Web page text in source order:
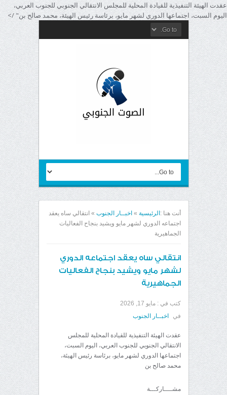
عقدت الهيئة التنفيذية للقيادة المحلية للمجلس الانتقالي الجنوبي للجنوب العربي،
اليوم السبت، اجتماعها الدوري لشهر مايو، برئاسة رئيس الهيئة، محمد صالح بن" />
أنت هنا : الرئيسية » اخبــار الجنوب » انتقالي ساه يعقد
اجتماعه الدوري لشهر مايو ويشيد بنجاح الفعاليات
الجماهيرية
انتقالي ساه يعقد اجتماعه الدوري
لشهر مايو ويشيد بنجاح الفعاليات
الجماهيرية
كتب في : مايو 17, 2026
في
اخبــار الجنوب
عقدت الهيئة التنفيذية للقيادة المحلية للمجلس
الانتقالي الجنوبي للجنوب العربي، اليوم السبت،
اجتماعها الدوري لشهر مايو، برئاسة رئيس الهيئة،
محمد صالح بن
مشــــاركـــة